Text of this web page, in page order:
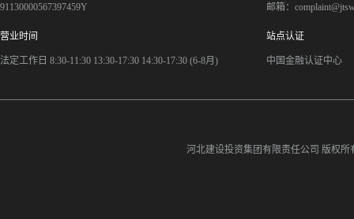
91130000567397459Y 邮箱：
营业时间
法定工作日 8:30-11:30 13:30-17:30 14:30-17:30 (6-8月)
站点认证
中国金融认证中心
河北建设投资集团有限责任公司 版权所